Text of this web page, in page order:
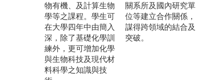
物有機、及計算生物
學等之課程。學生可
在大學四年中由簡入
深，除了基礎化學訓
練外，更可增加化學
與生物科技及現代材
料科學之知識與技
關系所及國內研究單
位等建立合作關係，
謀得跨領域的結合及
突破。